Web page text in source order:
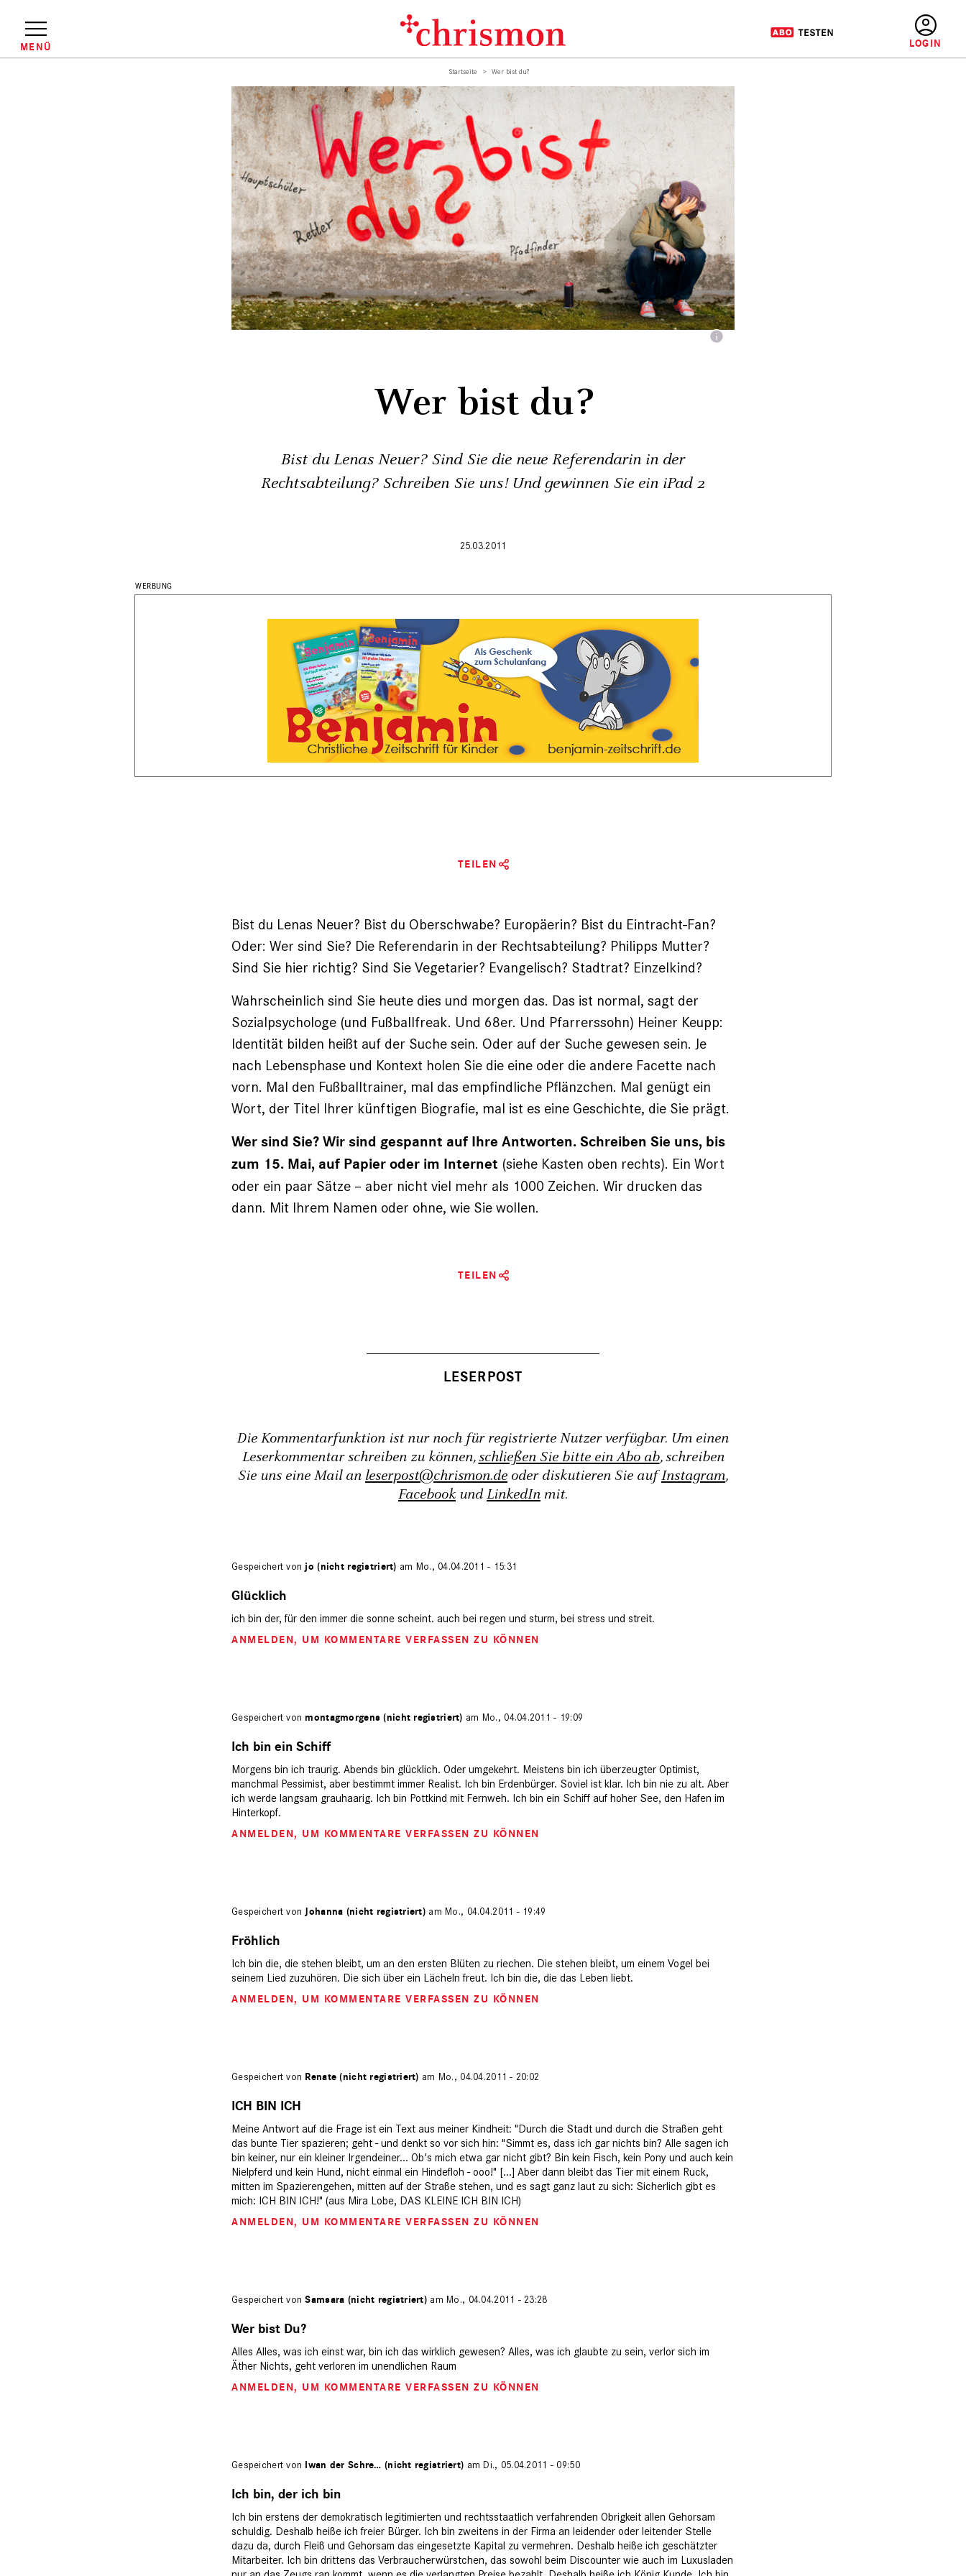
Inhalt
MENÜ
Startseite Wer bist du?
Wer bist du?
Bist du Lenas Neuer? Sind Sie die neue Referendarin in der
Rechtsabteilung? Schreiben Sie uns! Und gewinnen Sie ein iPad 2
25.03.2011
TEILEN
Bist du Lenas Neuer? Bist du Ober­schwabe? Europäerin? Bist du Eintracht-Fan?
Oder: Wer sind Sie? Die Referendarin in der Rechtsabteilung? Philipps Mutter?
Sind Sie hier richtig? Sind Sie Vegetarier? Evangelisch? Stadtrat? Einzelkind?
Wahrscheinlich sind Sie heute dies und morgen das. Das ist normal, sagt der
Sozial­psychologe (und Fußballfreak. Und 68er. Und Pfarrerssohn) Heiner Keupp:
Identität bilden heißt auf der Suche sein. Oder auf der Suche gewesen sein. Je
nach Lebensphase und Kontext holen Sie die eine oder die andere Facette nach
vorn. Mal den Fußballtrainer, mal das empfindliche Pflänzchen. Mal genügt ein
Wort, der Titel Ihrer künftigen Biografie, mal ist es eine Geschichte, die Sie prägt.
Wer sind Sie? Wir sind gespannt auf Ihre Antworten. Schreiben Sie uns, bis
zum 15. Mai, auf Papier oder im Internet (siehe Kasten oben rechts). Ein Wort
oder ein paar Sätze – aber nicht viel mehr als 1000 Zeichen. Wir drucken das
dann. Mit Ihrem Namen oder ohne, wie Sie wollen.
TEILEN
Die Kommentarfunktion ist nur noch für registrierte Nutzer verfügbar. Um einen
Leserkommentar schreiben zu können,schließen Sie bitte ein Abo ab, schreiben
Sie uns eine Mail an leserpost@chrismon.de oder diskutieren Sie aufInstagram,
FacebookundLinkedIn mit.
Gespeichert von jo (nicht registriert) am Mo., 04.04.2011 - 15:31
Glücklich
ich bin der, für den immer die sonne scheint. auch bei regen und sturm, bei stress und streit.
ANMELDEN, UM KOMMENTARE VERFASSEN ZU KÖNNEN
Gespeichert vonmontagmorgens (nicht registriert) am Mo., 04.04.2011 - 19:09
Ich bin ein Schiff
Morgens bin ich traurig. Abends bin glücklich. Oder umgekehrt. Meistens bin ich überzeugter Optimist,
manchmal Pessimist, aber bestimmt immer Realist. Ich bin Erdenbürger. Soviel ist klar. Ich bin nie zu alt. Aber
ich werde langsam grauhaarig. Ich bin Pottkind mit Fernweh. Ich bin ein Schiff auf hoher See, den Hafen im
Hinterkopf.
ANMELDEN, UM KOMMENTARE VERFASSEN ZU KÖNNEN
Gespeichert von Johanna (nicht registriert) am Mo., 04.04.2011 - 19:49
Fröhlich
Ich bin die, die stehen bleibt, um an den ersten Blüten zu riechen. Die stehen bleibt, um einem Vogel bei
seinem Lied zuzuhören. Die sich über ein Lächeln freut. Ich bin die, die das Leben liebt.
ANMELDEN, UM KOMMENTARE VERFASSEN ZU KÖNNEN
Gespeichert von Renate (nicht registriert) am Mo., 04.04.2011 - 20:02
ICH BIN ICH
Meine Antwort auf die Frage ist ein Text aus meiner Kindheit: "Durch die Stadt und durch die Straßen geht
das bunte Tier spazieren; geht - und denkt so vor sich hin: "Simmt es, dass ich gar nichts bin? Alle sagen ich
bin keiner, nur ein kleiner Irgendeiner... Ob's mich etwa gar nicht gibt? Bin kein Fisch, kein Pony und auch kein
Nielpferd und kein Hund, nicht einmal ein Hindefloh - ooo!" [...] Aber dann bleibt das Tier mit einem Ruck,
mitten im Spazierengehen, mitten auf der Straße stehen, und es sagt ganz laut zu sich: Sicherlich gibt es
mich: ICH BIN ICH!" (aus Mira Lobe, DAS KLEINE ICH BIN ICH)
ANMELDEN, UM KOMMENTARE VERFASSEN ZU KÖNNEN
Gespeichert vonSamsara (nicht registriert) am Mo., 04.04.2011 - 23:28
Wer bist Du?
Alles Alles, was ich einst war, bin ich das wirklich gewesen? Alles, was ich glaubte zu sein, verlor sich im
Äther Nichts, geht verloren im unendlichen Raum
ANMELDEN, UM KOMMENTARE VERFASSEN ZU KÖNNEN
Gespeichert von Iwan der Schre… (nicht registriert) am Di., 05.04.2011 - 09:50
Ich bin, der ich bin
Ich bin erstens der demokratisch legitimierten und rechtsstaatlich verfahrenden Obrigkeit allen Gehorsam
schuldig. Deshalb heiße ich freier Bürger. Ich bin zweitens in der Firma an leidender oder leitender Stelle
dazu da, durch Fleiß und Gehorsam das eingesetzte Kapital zu vermehren. Deshalb heiße ich geschätzter
Mitarbeiter. Ich bin drittens das Verbraucherwürstchen, das sowohl beim Discounter wie auch im Luxusladen